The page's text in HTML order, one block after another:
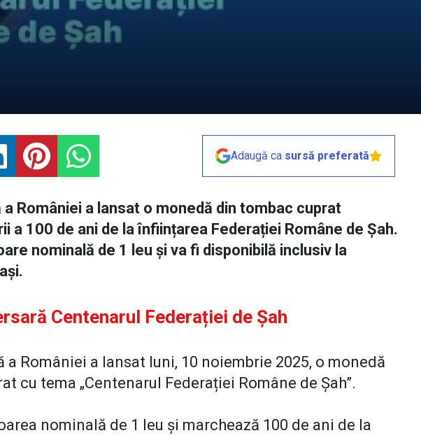
Adaugă ca sursă preferată
a României a lansat o monedă din tombac cuprat
a 100 de ani de la înființarea Federației Române de Șah.
nominală de 1 leu și va fi disponibilă inclusiv la
Centenarul Federației de Șah
a României a lansat luni, 10 noiembrie 2025, o monedă
cu tema „Centenarul Federației Române de Șah”.
nominală de 1 leu și marchează 100 de ani de la